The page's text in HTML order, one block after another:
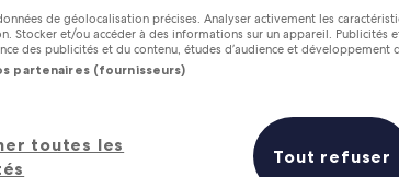
7
?
de géolocalisation précises. Analyser activement les
Stocker et/ou accéder à des informations sur un appareil. Publicités
des publicités et du contenu, études d’audience et développement
partenaires (fournisseurs)
toutes les
Tout refuser